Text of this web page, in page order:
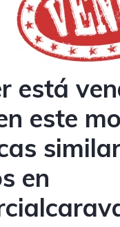
está
este
en